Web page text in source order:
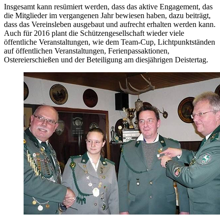
Insgesamt kann resümiert werden, dass das aktive Engagement, das
die Mitglieder im vergangenen Jahr bewiesen haben, dazu beiträgt,
dass das Vereinsleben ausgebaut und aufrecht erhalten werden kann.
Auch für 2016 plant die Schützengesellschaft wieder viele
öffentliche Veranstaltungen, wie dem Team-Cup, Lichtpunktständen
auf öffentlichen Veranstaltungen, Ferienpassaktionen,
Ostereierschießen und der Beteiligung am diesjährigen Deistertag.